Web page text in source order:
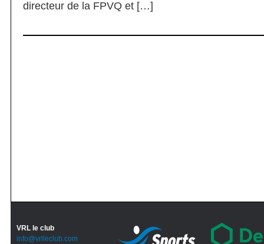
directeur de la FPVQ et […]
VRL le club
info@vrlleclub.com